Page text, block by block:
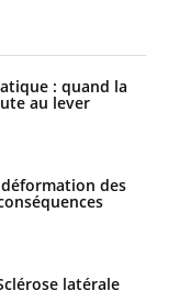
: quand la
au lever
des
latérale